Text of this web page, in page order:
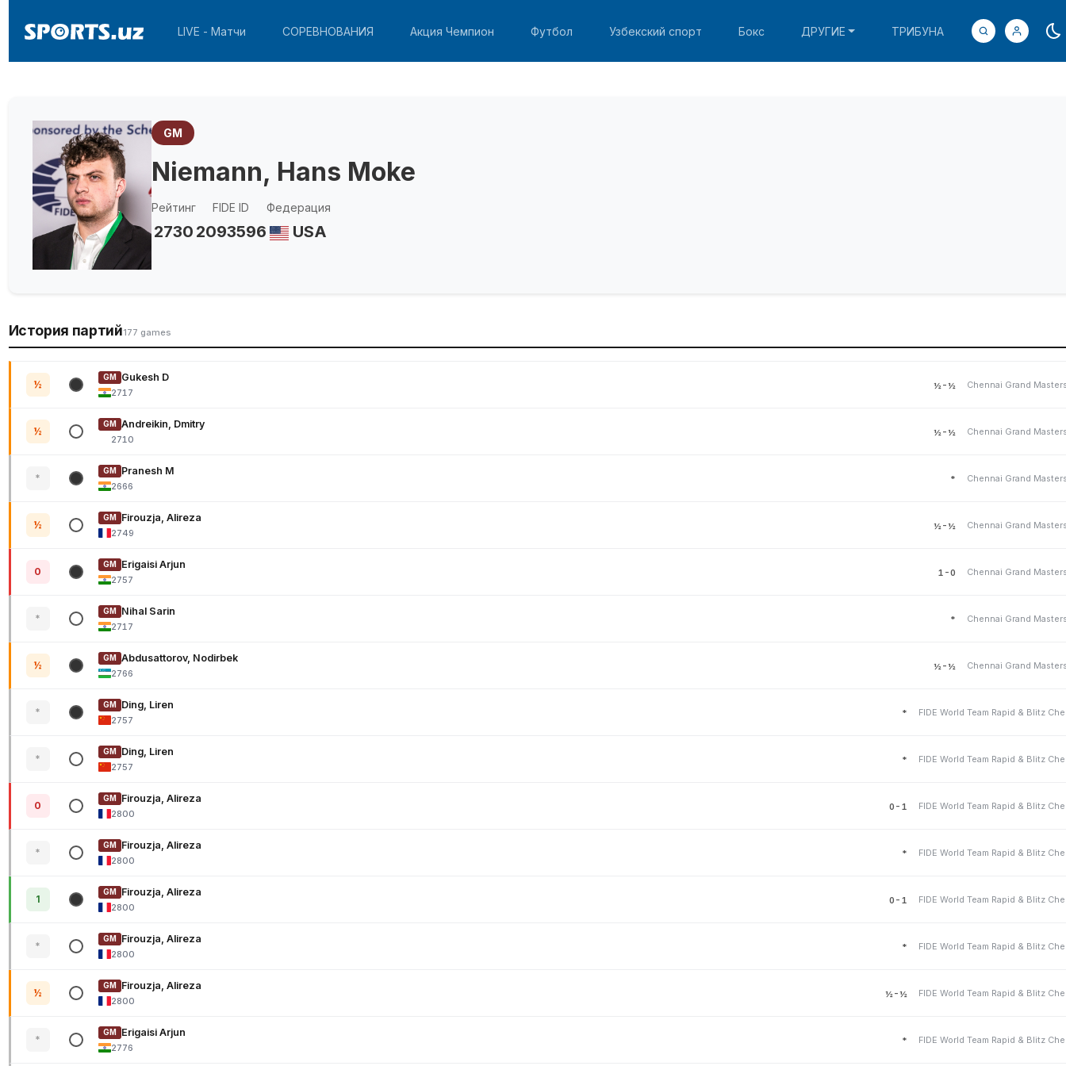
LIVE - Матчи СОРЕВНОВАНИЯ Акция Чемпион Футбол Узбекский спорт Бокс ДРУГИЕ ТРИБУНА
GM
Niemann, Hans Moke
Рейтинг
2730
FIDE ID
2093596
Федерация
USA
История партий177 games
½
GM Gukesh D
2717
½-½ Chennai Grand
½
GM Andreikin, Dmitry
2710
½-½ Chennai Grand
*
GM Pranesh M
2666
* Chennai Grand
½
GM Firouzja, Alireza
2749
½-½ Chennai Grand
0
GM Erigaisi Arjun
2757
1-0 Chennai Grand
*
GM Nihal Sarin
2717
* Chennai Grand
½
GM Abdusattorov, Nodirbek
2766
½-½ Chennai Grand
*
GM Ding, Liren
2757
*
*
GM Ding, Liren
2757
*
0
GM Firouzja, Alireza
2800
0-1
*
GM Firouzja, Alireza
2800
*
1
GM Firouzja, Alireza
2800
0-1
*
GM Firouzja, Alireza
2800
*
½
GM Firouzja, Alireza
2800
½-½
*
GM Erigaisi Arjun
2776
*